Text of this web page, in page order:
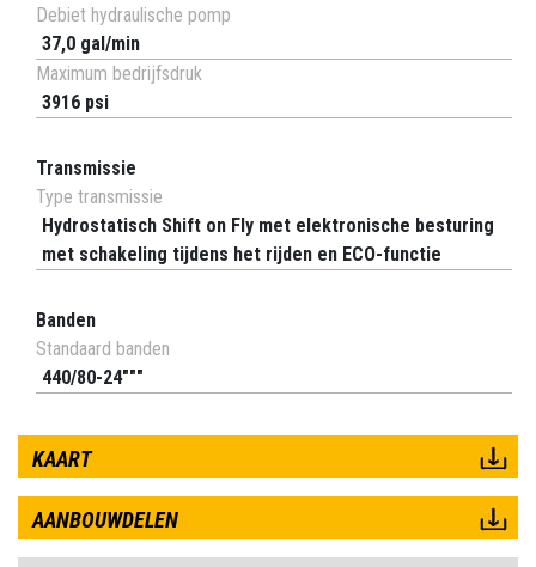
Debiet hydraulische pomp
37,0 gal/min
Maximum bedrijfsdruk
3916 psi
Transmissie
Type transmissie
Hydrostatisch Shift on Fly met elektronische besturing
met schakeling tijdens het rijden en ECO-functie
Banden
Standaard banden
440/80-24"""
KAART
AANBOUWDELEN